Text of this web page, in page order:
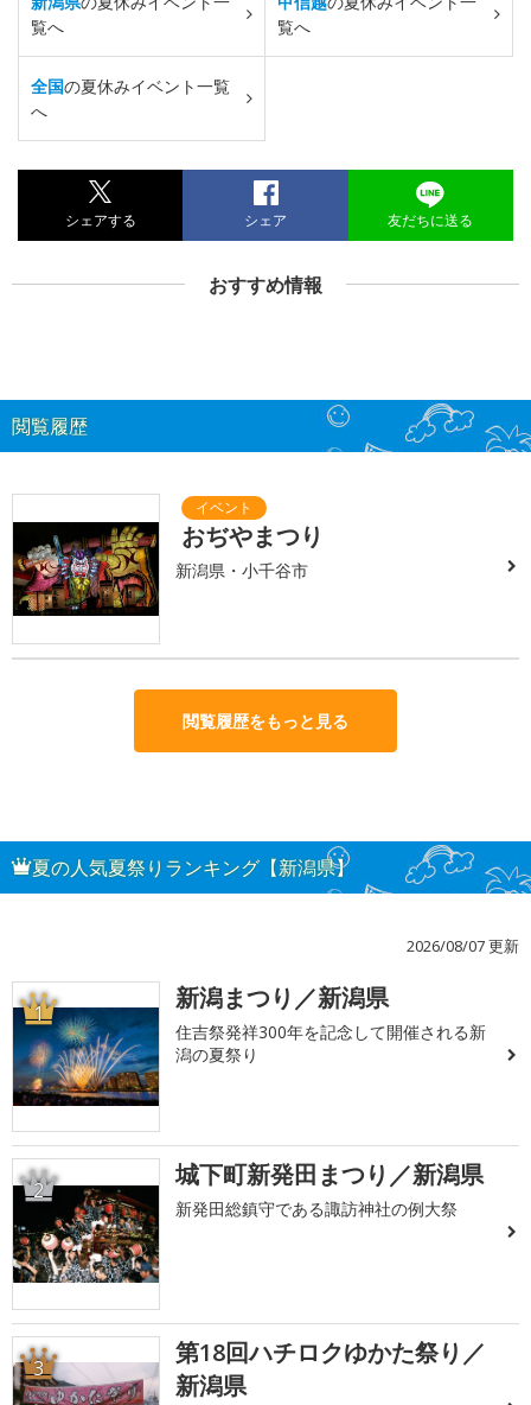
覧へ
覧へ
全国の夏休みイベント一覧
へ
シェアする シェア 友だちに送る
おすすめ情報
閲覧履歴
おぢやまつり
新潟県・小千谷市
閲覧履歴をもっと見る
夏の人気夏祭りランキング【新潟県】
2026/08/07 更新
1 新潟まつり／新潟県
住吉祭発祥300年を記念して開催される新
潟の夏祭り
2 城下町新発田まつり／新潟県
新発田総鎮守である諏訪神社の例大祭
3
第18回ハチロクゆかた祭り／
新潟県